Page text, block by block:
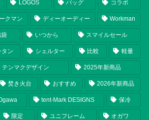
LOGOS バッグ コラボ
クマン ディーオーディー Workman
袋 いつから スマイルセール
タン シェルター 比較 軽量
テンマクデザイン 2025年新商品
焚き火台 おすすめ 2026年新商品
tent-Mark DESIGNS 保冷
限定 ユニフレーム オガワ